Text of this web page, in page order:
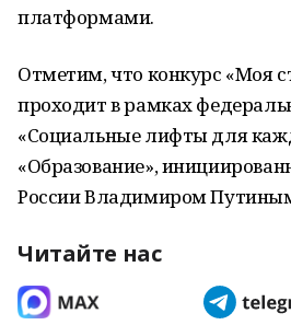
платформами.
Отметим, что конкурс «Моя
проходит в рамках
«Социальные лифты для
«Образование»,
России Владимиром
Читайте нас